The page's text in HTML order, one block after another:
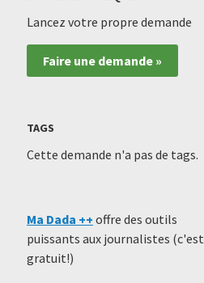
Lancez votre propre demande
Faire une demande »
TAGS
Cette demande n'a pas de tags.
Ma Dada ++ offre des outils
puissants aux journalistes (c'est
gratuit!)